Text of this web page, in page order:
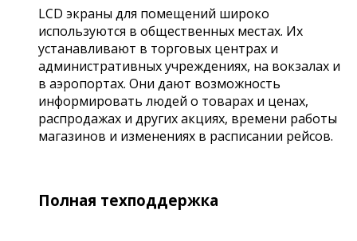
LCD экраны для помещений широко
используются в общественных местах. Их
устанавливают в торговых центрах и
административных учреждениях, на вокзалах и
в аэропортах. Они дают возможность
информировать людей о товарах и ценах,
распродажах и других акциях, времени работы
магазинов и изменениях в расписании рейсов.
Полная техподдержка